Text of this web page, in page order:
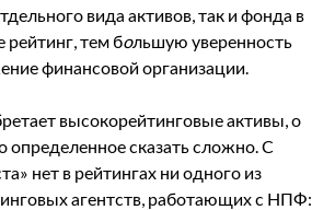
вида активов, так и фонда в
тем большую уверенность
финансовой организации.
высокорейтинговые активы, о
определенное сказать сложно. С
нет в рейтингах ни одного из
агентств, работающих с НПФ: